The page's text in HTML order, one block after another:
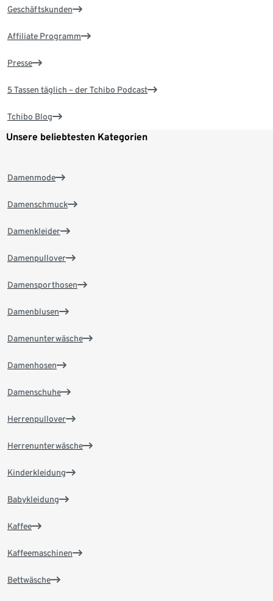
Geschäftskunden
Affiliate Programm
Presse
5 Tassen täglich – der Tchibo Podcast
Tchibo Blog
Unsere beliebtesten Kategorien
Damenmode
Damenschmuck
Damenkleider
Damenpullover
Damensporthosen
Damenblusen
Damenunterwäsche
Damenhosen
Damenschuhe
Herrenpullover
Herrenunterwäsche
Kinderkleidung
Babykleidung
Kaffee
Kaffeemaschinen
Bettwäsche